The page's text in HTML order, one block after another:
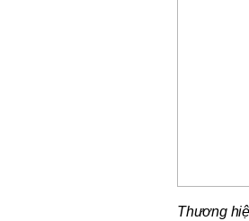
Thương